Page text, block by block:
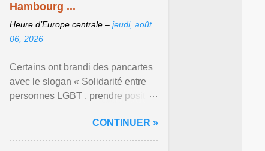
Hambourg ...
Heure d’Europe centrale – jeudi, août
06, 2026
Certains ont brandi des pancartes
avec le slogan « Solidarité entre
personnes LGBT , prendre position
raison de l ... Afficher l'article ...
CONTINUER »